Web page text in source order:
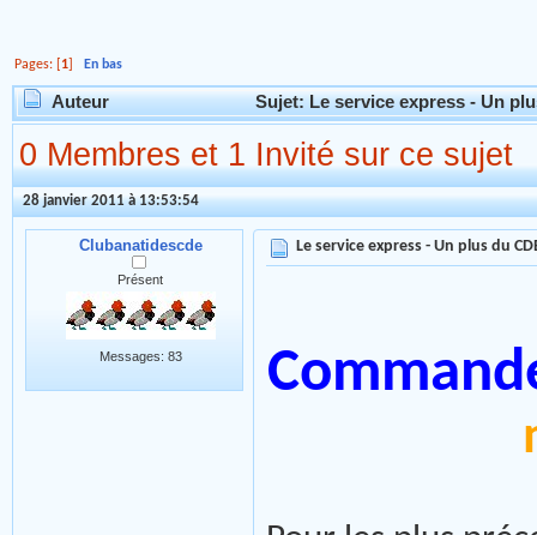
Pages: [ 1 ]En bas
Auteur Sujet: Le service express - Un
0 Membres et 1 Invité sur ce sujet
28 janvier 2011 à 13:53:54
Clubanatidescde
Présent
Messages: 83
Le service express - Un plus du